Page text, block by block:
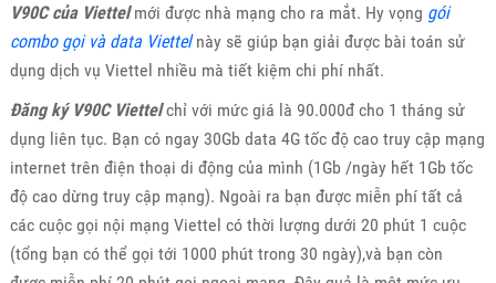
V90C của Viettelmới được nhà mạng cho ra mắt. Hy vọng gói
combo gọi và data Viettelnày sẽ giúp bạn giải được bài toán sử
dụng dịch vụ Viettel nhiều mà tiết kiệm chi phí nhất.
Đăng ký V90C Viettelchỉ với mức giá là 90.000đ cho 1 tháng sử
dụng liên tục. Bạn có ngay 30Gb data 4G tốc độ cao truy cập mạng
internet trên điện thoại di động của mình (1Gb /ngày hết 1Gb tốc
độ cao dừng truy cập mạng). Ngoài ra bạn được miễn phí tất cả
các cuộc gọi nội mạng Viettel có thời lượng dưới 20 phút 1 cuộc
(tổng bạn có thể gọi tới 1000 phút trong 30 ngày),và bạn còn